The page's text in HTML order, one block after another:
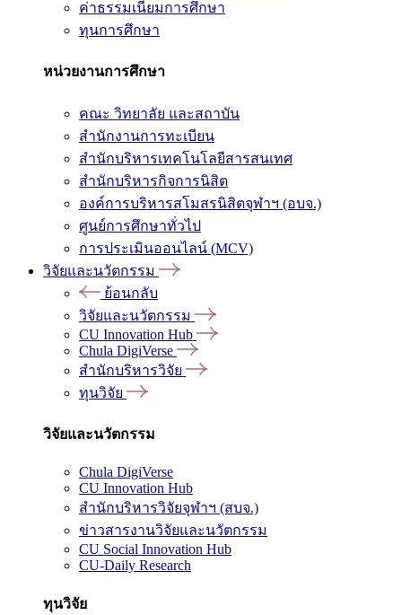
ค่าธรรมเนียมการศึกษา
ทุนการศึกษา
หน่วยงานการศึกษา
คณะ วิทยาลัย และสถาบัน
สำนักงานการทะเบียน
สำนักบริหารเทคโนโลยีสารสนเทศ
สำนักบริหารกิจการนิสิต
องค์การบริหารสโมสรนิสิตจุฬาฯ (อบจ.)
ศูนย์การศึกษาทั่วไป
การประเมินออนไลน์ (MCV)
วิจัยและนวัตกรรม
ย้อนกลับ
วิจัยและนวัตกรรม
CU Innovation Hub
Chula DigiVerse
สำนักบริหารวิจัย
ทุนวิจัย
วิจัยและนวัตกรรม
Chula DigiVerse
CU Innovation Hub
สำนักบริหารวิจัยจุฬาฯ (สบจ.)
ข่าวสารงานวิจัยและนวัตกรรม
CU Social Innovation Hub
CU-Daily Research
ทุนวิจัย